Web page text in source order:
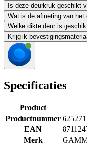
Is deze deurkruk geschikt
Wat is de afmeting van het
Welke dikte deur is
Krijg ik
Specificaties
Product
Productnummer 625271
EAN
Merk